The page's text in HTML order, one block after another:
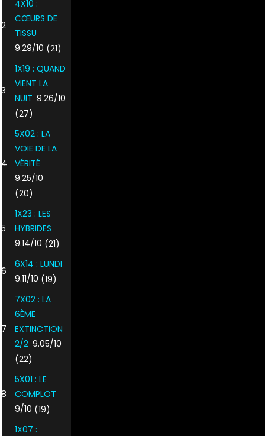
2
4X10 :
CŒURS DE
TISSU
9.29/10 (21)
3
1X19 : QUAND
VIENT LA
NUIT 9.26/10
(27)
4
5X02 : LA
VOIE DE LA
VÉRITÉ
9.25/10
(20)
5
1X23 : LES
HYBRIDES
9.14/10 (21)
6
6X14 : LUNDI
9.11/10 (19)
7
7X02 : LA
6ÈME
EXTINCTION
2/2 9.05/10
(22)
8
5X01 : LE
COMPLOT
9/10 (19)
1X07 :